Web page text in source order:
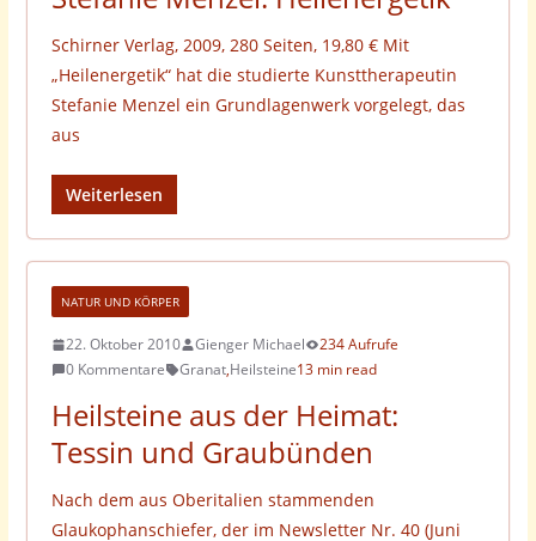
Schirner Verlag, 2009, 280 Seiten, 19,80 € Mit
„Heilenergetik“ hat die studierte Kunsttherapeutin
Stefanie Menzel ein Grundlagenwerk vorgelegt, das
aus
Weiterlesen
NATUR UND KÖRPER
22. Oktober 2010 Gienger Michael
234 Aufrufe
0 Kommentare
Granat,Heilsteine13 min read
Heilsteine aus der Heimat:
Tessin und Graubünden
Nach dem aus Oberitalien stammenden
Glaukophanschiefer, der im Newsletter Nr. 40 (Juni